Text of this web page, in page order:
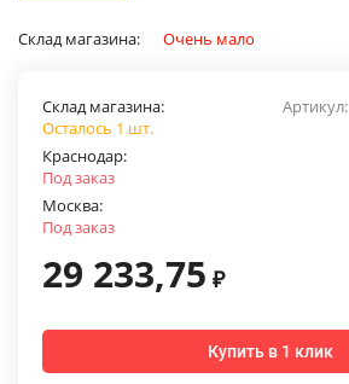
Склад магазина: Очень мало
Артикул:
Склад магазина:
Осталось 1 шт.
Краснодар:
Под заказ
Москва:
Под заказ
29 233,75 ₽
Купить в 1 клик